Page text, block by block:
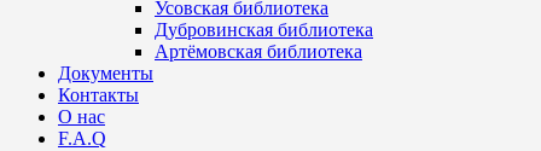
Усовская библиотека
Дубровинская библиотека
Артёмовская библиотека
Документы
Контакты
О нас
F.A.Q